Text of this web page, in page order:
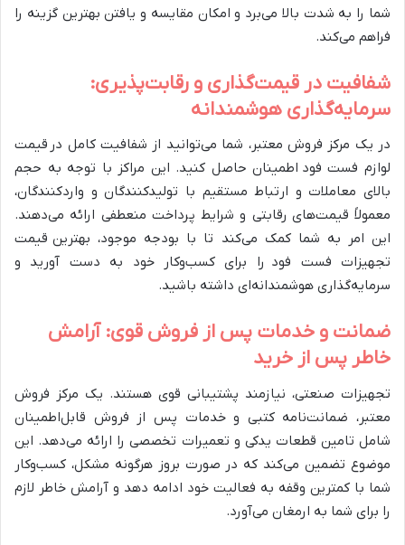
شما را به شدت بالا می‌برد و امکان مقایسه و یافتن بهترین گزینه را
فراهم می‌کند.
شفافیت در قیمت‌گذاری و رقابت‌پذیری:
سرمایه‌گذاری هوشمندانه
در یک مرکز فروش معتبر، شما می‌توانید از شفافیت کامل در قیمت
لوازم فست فود اطمینان حاصل کنید. این مراکز با توجه به حجم
بالای معاملات و ارتباط مستقیم با تولیدکنندگان و واردکنندگان،
معمولاً قیمت‌های رقابتی و شرایط پرداخت منعطفی ارائه می‌دهند.
این امر به شما کمک می‌کند تا با بودجه موجود، بهترین قیمت
تجهیزات فست فود را برای کسب‌وکار خود به دست آورید و
سرمایه‌گذاری هوشمندانه‌ای داشته باشید.
ضمانت و خدمات پس از فروش قوی: آرامش
خاطر پس از خرید
تجهیزات صنعتی، نیازمند پشتیبانی قوی هستند. یک مرکز فروش
معتبر، ضمانت‌نامه کتبی و خدمات پس از فروش قابل‌اطمینان
شامل تامین قطعات یدکی و تعمیرات تخصصی را ارائه می‌دهد. این
موضوع تضمین می‌کند که در صورت بروز هرگونه مشکل، کسب‌وکار
شما با کمترین وقفه به فعالیت خود ادامه دهد و آرامش خاطر لازم
را برای شما به ارمغان می‌آورد.